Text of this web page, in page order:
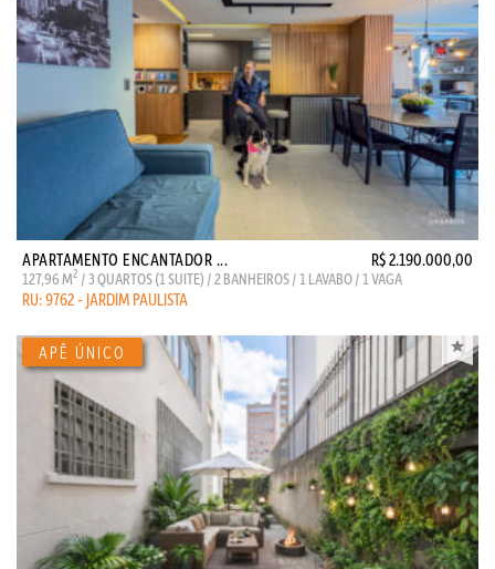
APARTAMENTO ENCANTADOR ... R$ 2.190.000,00
127,96 M2 / 3 QUARTOS (1 SUITE) / 2 BANHEIROS / 1 LAVABO / 1 VAGA
RU: 9762 - JARDIM PAULISTA